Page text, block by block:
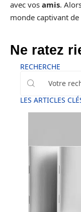
avec vos amis.
monde captivant de
Ne ratez
RECHERCHE
LES ARTICLES